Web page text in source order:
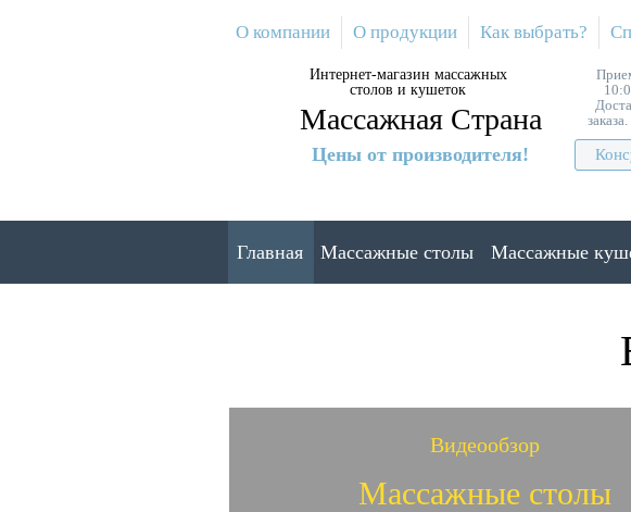
О компании О продукции Как выбрать?
Интернет-магазин массажных
столов и кушеток
Массажная Страна
Цены от производителя!
Главная Массажные столы Массажные
Видеообзор
Массажные столы